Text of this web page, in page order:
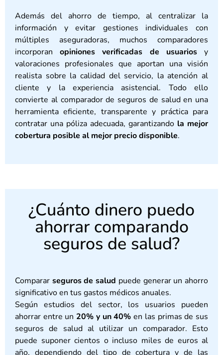
Además del ahorro de tiempo, al centralizar la
información y evitar gestiones individuales con
múltiples aseguradoras, muchos comparadores
incorporanopiniones verificadas de usuariosy
valoraciones profesionales que aportan una visión
realista sobre la calidad del servicio, la atención al
cliente y la experiencia asistencial. Todo ello
convierte al comparador de seguros de salud en una
herramienta eficiente, transparente y práctica para
contratar una póliza adecuada, garantizando la mejor
cobertura posible al mejor precio disponible.
¿Cuánto dinero puedo
ahorrar comparando
seguros de salud?
Comparar seguros de salud puede generar un ahorro
significativo en tus gastos médicos anuales.
Según estudios del sector, los usuarios pueden
ahorrar entre un 20% y un 40% en las primas de sus
seguros de salud al utilizar un comparador. Esto
puede suponer cientos o incluso miles de euros al
año, dependiendo del tipo de cobertura y de las